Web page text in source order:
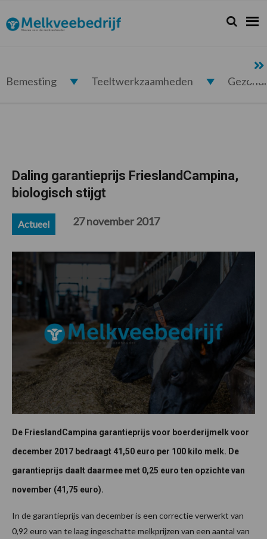
de
hoofdnavigatie
de
hoofd
de
eerste
de
voettekst
Melkveebedrijf.nl Zoeken...
Zoek
Bemesting Teeltwerkzaamheden
Daling garantieprijs FrieslandCampina,
biologisch stijgt
Actueel 27 november 2017
De FrieslandCampina garantieprijs voor boerderijmelk voor
december 2017 bedraagt 41,50 euro per 100 kilo melk. De
garantieprijs daalt daarmee met 0,25 euro ten opzichte van
november (41,75 euro).
In de garantieprijs van december is een correctie verwerkt van
0,92 euro van te laag ingeschatte melkprijzen van een aantal van